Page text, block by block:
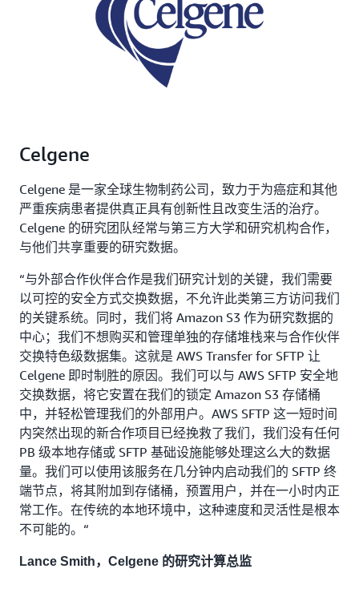
Celgene
Celgene 是一家全球生物制药公司，致力于为癌症和其他
严重疾病患者提供真正具有创新性且改变生活的治疗。
Celgene 的研究团队经常与第三方大学和研究机构合作，
与他们共享重要的研究数据。
“与外部合作伙伴合作是我们研究计划的关键，我们需要
以可控的安全方式交换数据，不允许此类第三方访问我们
的关键系统。同时，我们将 Amazon S3 作为研究数据的
中心；我们不想购买和管理单独的存储堆栈来与合作伙伴
交换特色级数据集。这就是 AWS Transfer for SFTP 让
Celgene 即时制胜的原因。我们可以与 AWS SFTP 安全地
交换数据，将它安置在我们的锁定 Amazon S3 存储桶
中，并轻松管理我们的外部用户。AWS SFTP 这一短时间
内突然出现的新合作项目已经挽救了我们，我们没有任何
PB 级本地存储或 SFTP 基础设施能够处理这么大的数据
量。我们可以使用该服务在几分钟内启动我们的 SFTP 终
端节点，将其附加到存储桶，预置用户，并在一小时内正
常工作。在传统的本地环境中，这种速度和灵活性是根本
不可能的。“
Lance Smith，Celgene 的研究计算总监